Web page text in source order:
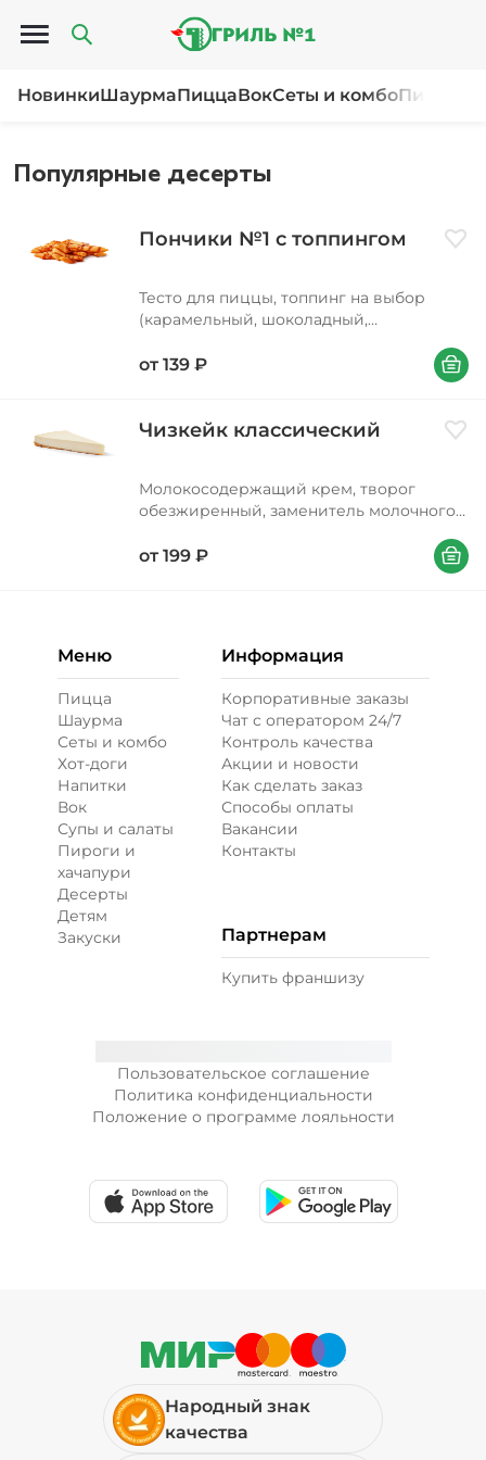
Открыть меню
НовинкиШаурмаПиццаВокСеты и комбоПироги
Популярные десерты
Пончики №1 с топпингом
Тесто для пиццы, топпинг на выбор
(карамельный, шоколадный,
от 139 ₽ В
Чизкейк классический
Молокосодержащий крем, творог
обезжиренный, заменитель молочного
пшеничная хебопекарная в/с, маргарин,
от 199 ₽ В
Пользовательское соглашение
Политика конфиденциальности
Положение о программе лояльности
Меню
Пицца
Шаурма
Сеты и комбо
Хот-доги
Напитки
Вок
Супы и салаты
Пироги и
хачапури
Десерты
Детям
Закуски
Информация
Корпоративные заказы
Чат с оператором 24/7
Контроль качества
Акции и новости
Как сделать заказ
Способы оплаты
Вакансии
Контакты
Партнерам
Купить франшизу
Народный знак
качества